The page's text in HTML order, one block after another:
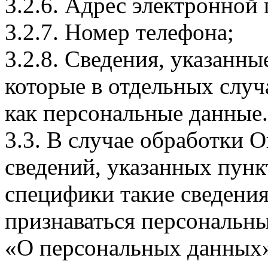
3.2.7. Номер телефона;
3.2.8. Сведения,
которые в отдельных
как персональные данные.
3.3. В случае обработки
сведений, указанных
специфики такие
признаваться
«О персональных